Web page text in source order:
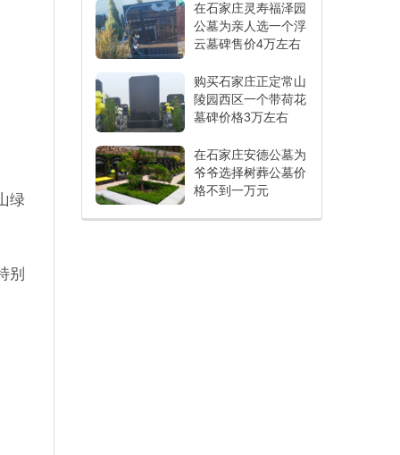
绿
别
在石家庄灵寿福泽园
公墓为亲人选一个浮
云墓碑售价4万左右
购买石家庄正定常山
陵园西区一个带荷花
墓碑价格3万左右
在石家庄安德公墓为
爷爷选择树葬公墓价
格不到一万元